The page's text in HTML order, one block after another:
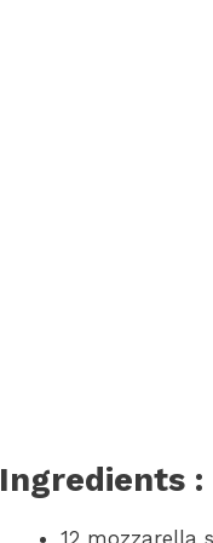
Ingredients :